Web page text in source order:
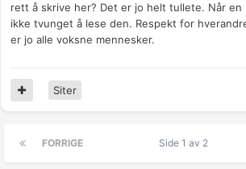
rett å skrive her? Det er jo helt tullete. Når en
ikke tvunget å lese den. Respekt for
er jo alle voksne mennesker.
Siter
FORRIGE Side 1 av 2